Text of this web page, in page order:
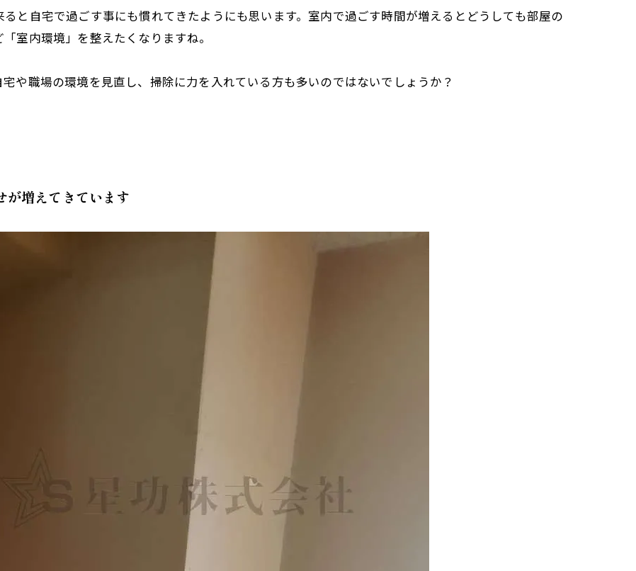
と自宅で過ごす事にも慣れてきたようにも思います。室内で過ごす時間が増えるとどうしても部屋の
室内環境」を整えたくなりますね。
や職場の環境を見直し、掃除に力を入れている方も多いのではないでしょうか？
が増えてきています